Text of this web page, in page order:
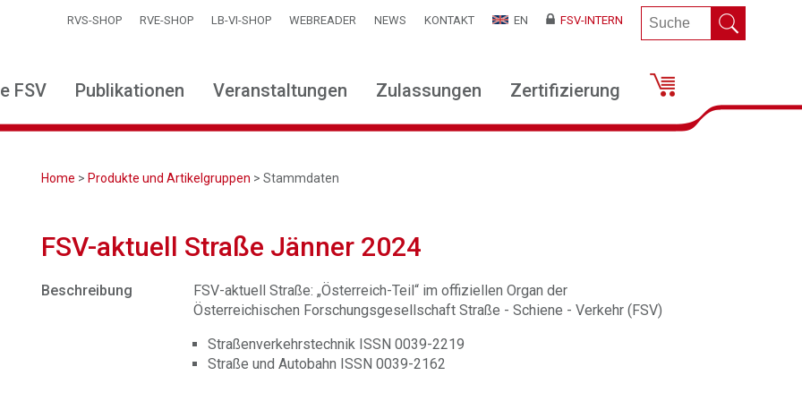
RVS-SHOP RVE-SHOP LB-VI-SHOP WEBREADER NEWS KONTAKT EN FSV-INTERN
FSV Publikationen Veranstaltungen Zulassungen Zertifizierung
Home > Produkte und Artikelgruppen > Stammdaten
FSV-aktuell Straße Jänner 2024
Beschreibung
FSV-aktuell Straße: „Österreich-Teil“ im offiziellen Organ der
Österreichischen Forschungsgesellschaft Straße - Schiene - Verkehr (FSV)
Straßenverkehrstechnik ISSN 0039-2219
Straße und Autobahn ISSN 0039-2162